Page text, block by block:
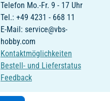
Telefon Mo.-Fr. 9 - 17 Uhr
Tel.: +49 4231 - 668 11
E-Mail: service@vbs-
hobby.com
Kontaktmöglichkeiten
Bestell- und Lieferstatus
Feedback